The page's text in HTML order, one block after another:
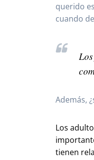
querido
cuando
Además,
Los
tienen